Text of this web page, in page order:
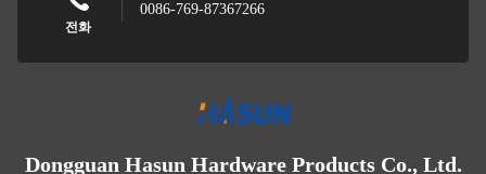
전화
0086-769-87367266
Dongguan Hasun Hardware Products Co., Ltd.